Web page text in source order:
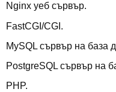
Nginx уеб сървър.
FastCGI/CGI.
MySQL сървър на база
PostgreSQL сървър на
PHP.